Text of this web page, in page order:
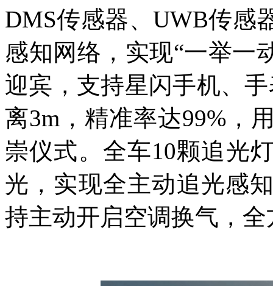
DMS传感器、UWB传感
感知网络，实现“一举一
迎宾，支持星闪手机、
离3m，精准率达99%，
崇仪式。全车10颗追光
光，实现全主动追光感
持主动开启空调换气，